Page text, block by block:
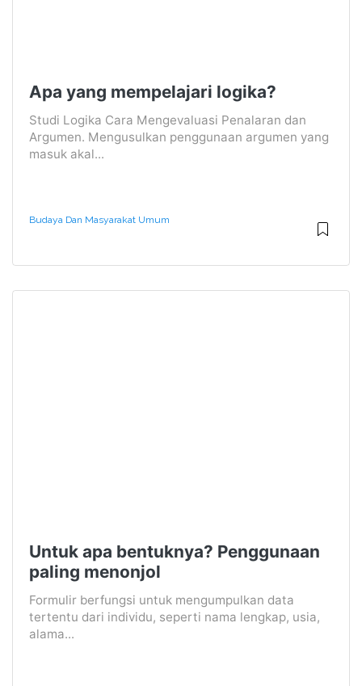
Apa yang mempelajari logika?
Studi Logika Cara Mengevaluasi Penalaran dan
Argumen. Mengusulkan penggunaan argumen yang
masuk akal...
Budaya Dan Masyarakat Umum
Untuk apa bentuknya? Penggunaan
paling menonjol
Formulir berfungsi untuk mengumpulkan data
tertentu dari individu, seperti nama lengkap, usia,
alama...